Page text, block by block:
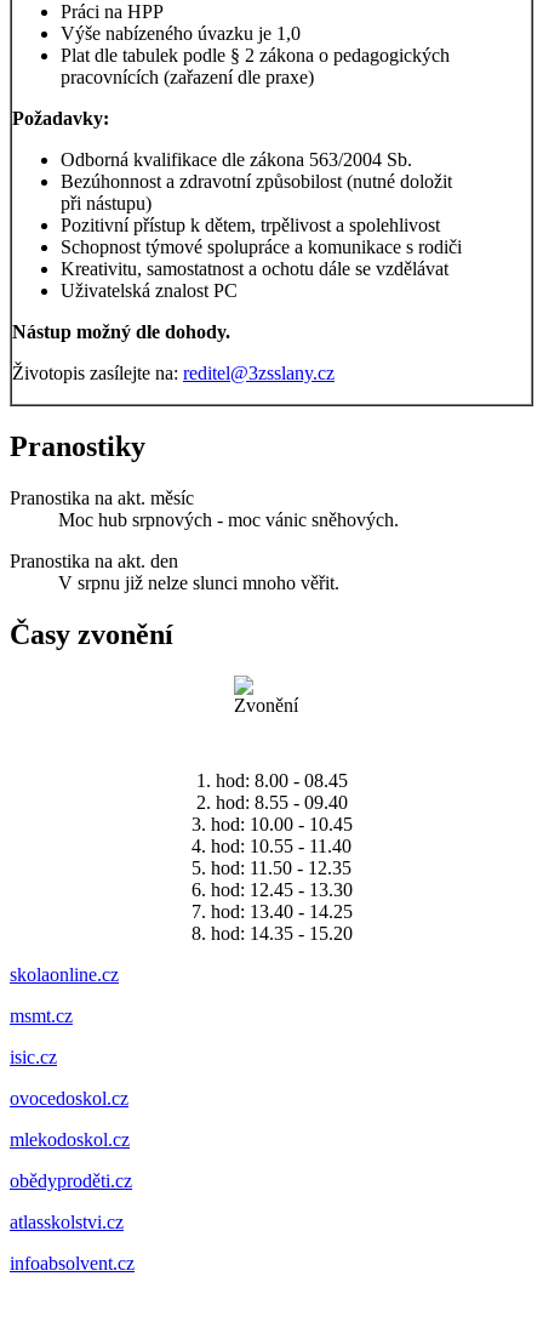
Práci na HPP
Výše nabízeného úvazku je 1,0
Plat dle tabulek podle § 2 zákona o pedagogických
pracovnících (zařazení dle praxe)
Požadavky:
Odborná kvalifikace dle zákona 563/2004 Sb.
Bezúhonnost a zdravotní způsobilost (nutné doložit
při nástupu)
Pozitivní přístup k dětem, trpělivost a spolehlivost
Schopnost týmové spolupráce a komunikace s rodiči
Kreativitu, samostatnost a ochotu dále se vzdělávat
Uživatelská znalost PC
Nástup možný dle dohody.
Životopis zasílejte na: reditel@3zsslany.cz
Pranostiky
Pranostika na akt. měsíc
Moc hub srpnových - moc vánic sněhových.
Pranostika na akt. den
V srpnu již nelze slunci mnoho věřit.
Časy zvonění
1. hod: 8.00 - 08.45
2. hod: 8.55 - 09.40
3. hod: 10.00 - 10.45
4. hod: 10.55 - 11.40
5. hod: 11.50 - 12.35
6. hod: 12.45 - 13.30
7. hod: 13.40 - 14.25
8. hod: 14.35 - 15.20
skolaonline.cz
msmt.cz
isic.cz
ovocedoskol.cz
mlekodoskol.cz
obědyproděti.cz
atlasskolstvi.cz
infoabsolvent.cz